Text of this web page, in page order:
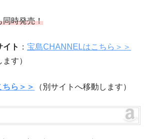
同時発売！
イト ： 宝島CHANNELはこちら＞＞
す）
ちら＞＞ （別サイトへ移動します）